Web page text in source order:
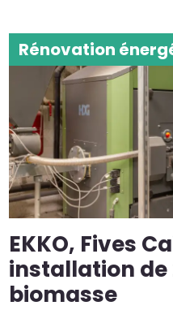
Rénovation
EKKO, Fives
installation de
biomasse